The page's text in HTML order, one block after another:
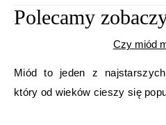
Polecamy
Czy miód
Miód to jeden z
który od wieków cieszy się